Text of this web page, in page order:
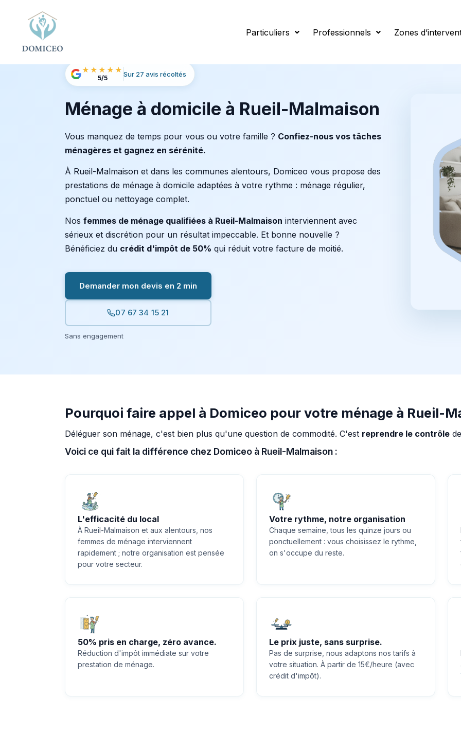
Particuliers Professionnels Zones
★★★★★
5/5 Sur 27 avis récoltés
Ménage à domicile à Rueil-Malmaison
Vous manquez de temps pour vous ou votre famille ? Confiez-nous vos tâches
ménagères et gagnez en sérénité.
À Rueil-Malmaison et dans les communes alentours, Domiceo vous propose des
prestations de ménage à domicile adaptées à votre rythme : ménage régulier,
ponctuel ou nettoyage complet.
Nos femmes de ménage qualifiées à Rueil-Malmaison interviennent avec
sérieux et discrétion pour un résultat impeccable. Et bonne nouvelle ?
Bénéficiez du crédit d'impôt de 50% qui réduit votre facture de moitié.
Demander mon devis en 2 min
07 67 34 15 21
Sans engagement
Pourquoi faire appel à Domiceo pour votre ménage à Rueil-
Déléguer son ménage, c'est bien plus qu'une question de commodité. C'est reprendre le contrôle
Voici ce qui fait la différence chez Domiceo à Rueil-Malmaison :
L'efficacité du local
À Rueil-Malmaison et aux alentours, nos
femmes de ménage interviennent
rapidement ; notre organisation est pensée
pour votre secteur.
Votre rythme, notre organisation
Chaque semaine, tous les quinze jours ou
ponctuellement : vous choisissez le rythme,
on s'occupe du reste.
50% pris en charge, zéro avance.
Réduction d'impôt immédiate sur votre
prestation de ménage.
Le prix juste, sans surprise.
Pas de surprise, nous adaptons nos tarifs à
votre situation. À partir de 15€/heure (avec
crédit d'impôt).